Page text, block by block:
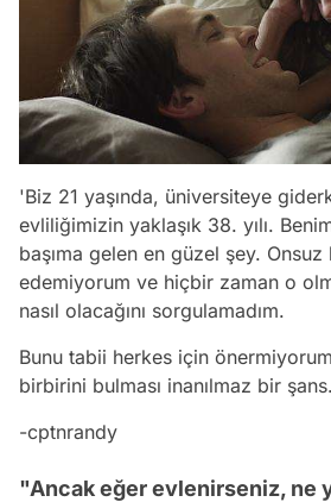
'Biz 21 yaşında, üniversiteye
evliliğimizin yaklaşık 38. yılı.
başıma gelen en güzel şey.
edemiyorum ve hiçbir zaman o
nasıl olacağını sorgulamadım.
Bunu tabii herkes için
birbirini bulması inanılmaz bir
-cptnrandy
"Ancak eğer evlenirseniz, ne